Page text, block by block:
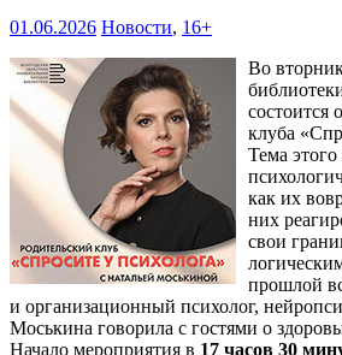
01.06.2026 Новости, 16+
Во
состоится
клуба
Тема этого
как их
них
свои
прошлой
и организационный психолог,
Моськина говорила с гостями о
Начало мероприятия в 17 часов 30